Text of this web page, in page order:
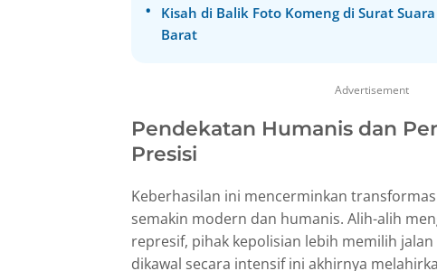
Kisah di Balik Foto Komeng di Surat
Barat
Advertisement
Pendekatan Humanis dan
Presisi
Keberhasilan ini mencerminkan
semakin modern dan humanis. Alih-alih
represif, pihak kepolisian lebih memilih
dikawal secara intensif ini akhirnya